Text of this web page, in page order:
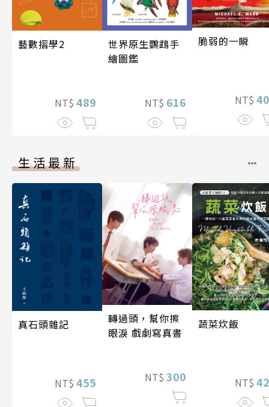
藝數摺學2
NT$ 489
世界原生鸚鵡手
繪圖鑑
NT$ 616
脆弱的一瞬
NT$
生活最新
真石頭雜記
NT$ 455
轉過頭，幫你擦
眼淚 戲劇寫真書
NT$ 300
蔬菜炊飯
NT$